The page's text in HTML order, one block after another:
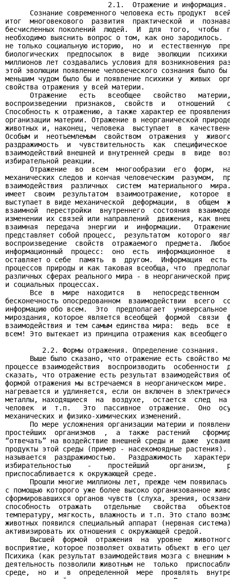
                         2.1.  Отражение и информация.
Сознание современного человека есть продукт
итог  многовекового  развития  практической  и
бесчисленных поколений  людей.  И  для  того,  чтобы
необходимо выяснить вопрос о том, как оно зародилось.
не только социальную историю,  но  и  естественную
биологических  предпосылок  в  виде  эволюции
миллионов лет создавались условия для возникновения
этой эволюции появление человеческого сознания было
меньшим чудом было бы и появление психики у  живых
свойства отражения у всей материи.
Отражение   есть   всеобщее   свойство
воспроизведении  признаков,  свойств  и   отношений
Способность к отражению, а также характер ее
организации материи. Отражение в неорганической
животных и, наконец, человека  выступает  в
Особым и  неотъемлемым  свойством  отражения  у
раздражимость  и  чувствительность  как
взаимодействий внешней и внутренней среды  в  виде
избирательной реакции.
Отражение  во  всем  многообразии  его  форм,
механических следов и кончая человеческим  разумом,
взаимодействия  различных  систем  материального
имеет  своим  результатом  взаимоотражение,  которое
выступает в виде механической  деформации,  в
взаимной  перестройки  внутреннего  состояния
изменении их связей или направлений  движения, как
взаимная  передача  энергии  и  информации.
представляет собой процесс,  результатом  которого
воспроизведение  свойств  отражаемого  предмета.
информационный  процесс:  оно  есть  информационное
оставляет о себе  память  в  другом.  Информация  есть
процессов природы и как таковая всеобща, что
различных сферах реального мира - в неорганической
и социальных процессах.
Все  в  мире  находится   в   непосредственном
бесконечность опосредованном  взаимодействии
информацию обо всем.  Это  предполагает
мироздания, которое является всеобщей  формой  связи
взаимодействия и тем самым единства мира:  ведь  все
всем! Это вытекает из принципа отражения как
         2.2. Формы отражения. Определение сознания.
Выше было сказано, что отражение есть свойство
процессе взаимодействия  воспроизводить  особенности
сказать, что отражение есть результат взаимодействия
формой отражения мы встречаемся в неорганическом
нагревается и удлиняется, если он включен в
металлы, находящиеся  на  воздухе,  остается  след
человек  и  т.п.   Это  пассивное  отражение.  Оно
механических и физико-химических изменений.
По мере усложнения организации материи и
простейших  организмов  ,  а  также  растений
“отвечать” на воздействие внешней среды и  даже
продукты этой среды (пример - насекомоядные
называется  раздражимостью.   Раздражимость
избирательностью    -    простейший     организм,
приспосабливается к окружающей среде.
Прошли многие миллионы лет, прежде чем
с помощью которого уже более высоко организованное
сформировавшихся органов чувств (слуха, зрения,
способность  отражать   отдельные   свойства
температуру, мягкость, влажность и т.п. Это стало
животных появился специальный аппарат (нервная
активизировать их отношения с окружающей средой.
Высшей  формой  отражения  на  уровне
восприятие, которое позволяет охватить объект в его
Психика (как результат взаимодействия мозга с
деятельность позволили животным не  только
среде,  но  и  в  определенной  мере  проявлять